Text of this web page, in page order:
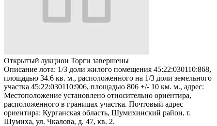
Открытый аукцион Торги завершены
Описание лота: 1/3 доли жилого помещения 45:22:030110:868,
площадью 34.6 кв. м., расположенного на 1/3 доли земельного
участка 45:22:030110:906, площадью 806 +/- 10 км. м., адрес:
Местоположение установлено относительно ориентира,
расположенного в границах участка. Почтовый адрес
ориентира: Курганская область, Шумихинский район, г.
Шумиха, ул. Чкалова, д. 47, кв. 2.